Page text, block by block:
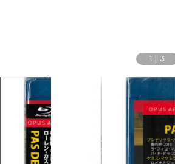
1 3